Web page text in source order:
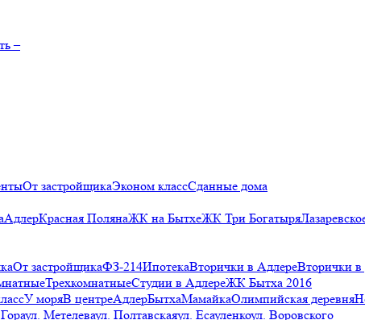
–
От застройщикаЭконом классСданные дома
АдлерКрасная ПолянаЖК на БытхеЖК Три Богатыря
От застройщикаФЗ-214ИпотекаВторички в АдлереВторички
ТрехкомнатныеСтудии в АдлереЖК Бытха 2016
У моряВ центреАдлерБытхаМамайкаОлимпийская деревня
ул. Метелеваул. Полтавскаяул. Есауленкоул. Воровского